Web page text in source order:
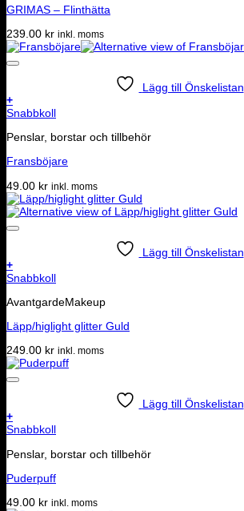
GRIMAS – Flinthätta
239.00 kr inkl. moms
Lägg till Önskelistan
+
Snabbkoll
Penslar, borstar och tillbehör
Fransböjare
49.00 kr inkl. moms
Lägg till Önskelistan
+
Snabbkoll
AvantgardeMakeup
Läpp/higlight glitter Guld
249.00 kr inkl. moms
Lägg till Önskelistan
+
Snabbkoll
Penslar, borstar och tillbehör
Puderpuff
49.00 kr inkl. moms